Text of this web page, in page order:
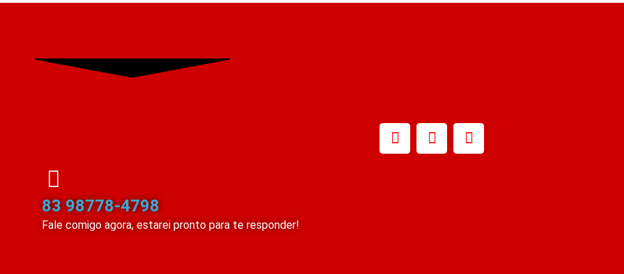
83 98778-4798
Fale comigo agora, estarei pronto para te responder!